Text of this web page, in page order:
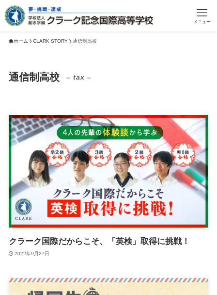
メニュー
ホーム CLARK STORY 通信制高校
通信制高校 – tax –
クラーク国際だからこそ、「英検」取得に挑戦！
2022年9月27日